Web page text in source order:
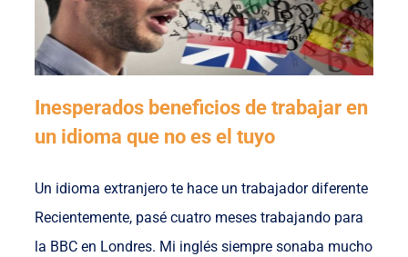
Inesperados beneficios de trabajar en
un idioma que no es el tuyo
Un idioma extranjero te hace un trabajador diferente
Recientemente, pasé cuatro meses trabajando para
la BBC en Londres. Mi inglés siempre sonaba mucho